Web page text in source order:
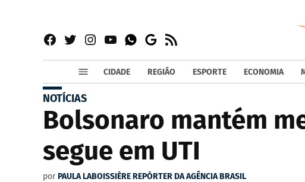
Facebook
TwitterInstagram
YouTubeWhatsapp
Google
News
RSS
CIDADE REGIÃO ESPORTE ECONOMIA
NOTÍCIAS
Bolsonaro mantém
segue em UTI
por PAULA LABOISSIÈRE REPÓRTER DA AGÊNCIA BRASIL